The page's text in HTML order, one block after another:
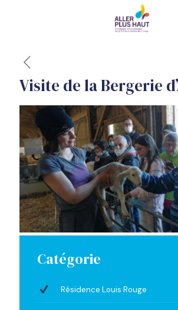
Visite de la Bergerie
Catégorie
Résidence Louis Rouge